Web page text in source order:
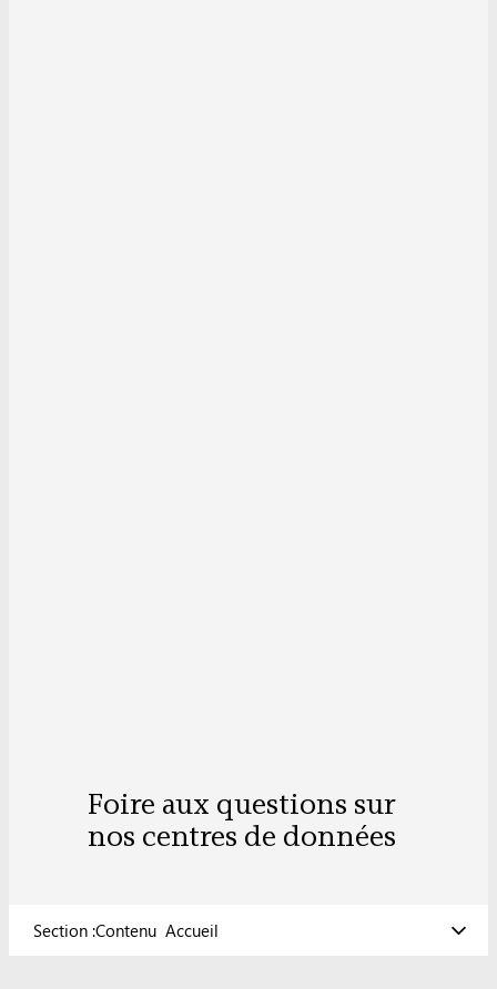
Foire aux questions sur
nos centres de données
Section :Contenu Accueil